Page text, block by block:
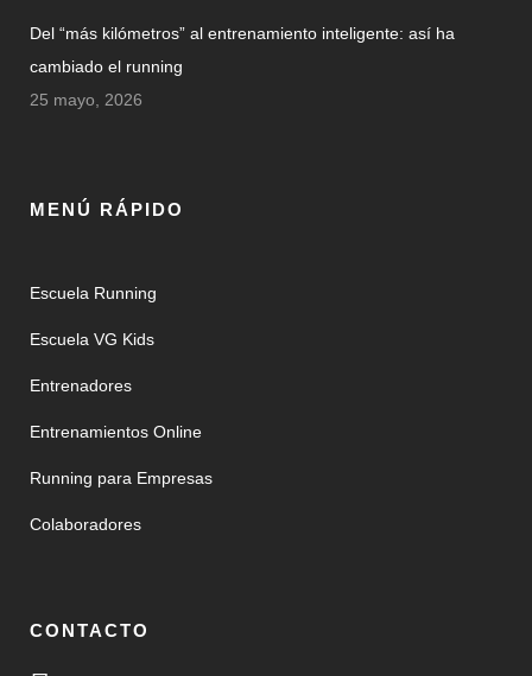
Del “más kilómetros” al entrenamiento inteligente: así ha
cambiado el running
25 mayo, 2026
MENÚ RÁPIDO
Escuela Running
Escuela VG Kids
Entrenadores
Entrenamientos Online
Running para Empresas
Colaboradores
CONTACTO